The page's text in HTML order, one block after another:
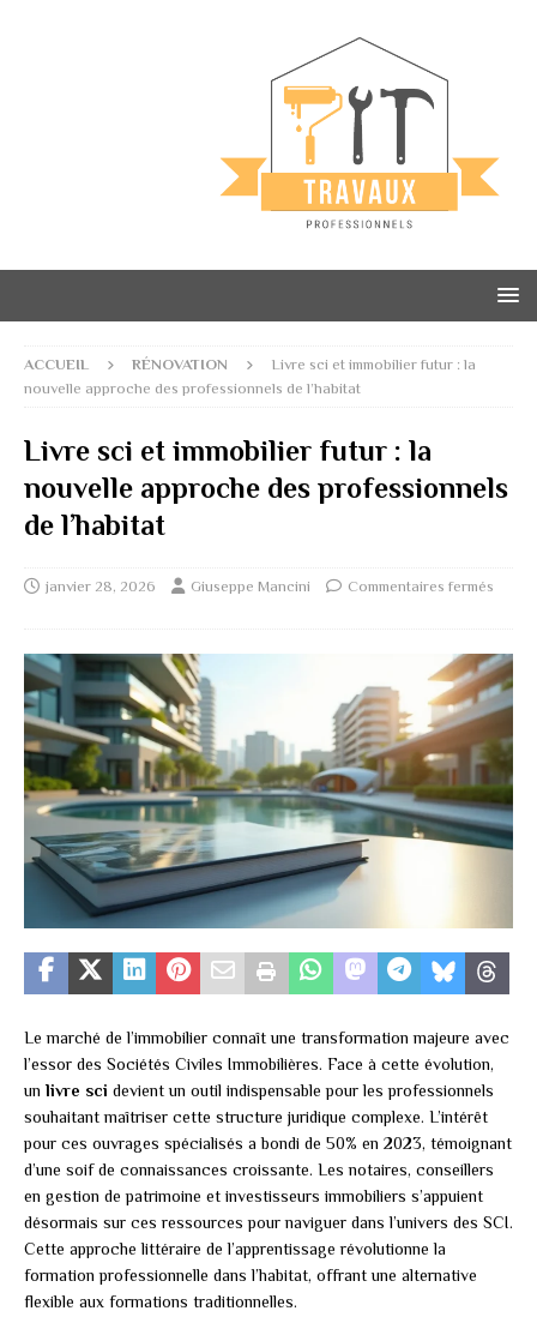
ACCUEIL RÉNOVATION
Livre sci et immobilier futur : la
nouvelle approche des professionnels de l’habitat
Livre sci et immobilier futur : la
nouvelle approche des professionnels
de l’habitat
janvier 28, 2026 Giuseppe Mancini Commentaires fermés
Le marché de l’immobilier connaît une transformation majeure avec
l’essor des Sociétés Civiles Immobilières. Face à cette évolution,
un livre sci devient un outil indispensable pour les professionnels
souhaitant maîtriser cette structure juridique complexe. L’intérêt
pour ces ouvrages spécialisés a bondi de 50% en 2023, témoignant
d’une soif de connaissances croissante. Les notaires, conseillers
en gestion de patrimoine et investisseurs immobiliers s’appuient
désormais sur ces ressources pour naviguer dans l’univers des SCI.
Cette approche littéraire de l’apprentissage révolutionne la
formation professionnelle dans l’habitat, offrant une alternative
flexible aux formations traditionnelles.